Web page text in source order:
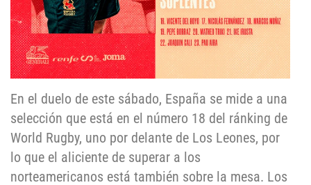
En el duelo de este sábado, España se mide a una
selección que está en el número 18 del ránking de
World Rugby, uno por delante de Los Leones, por
lo que el aliciente de superar a los
norteamericanos está también sobre la mesa. Los